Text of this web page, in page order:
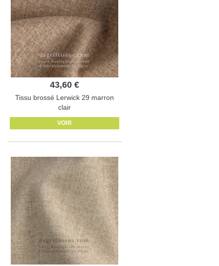
43,60 €
Tissu brossé Lerwick 29 marron
clair
VOIR